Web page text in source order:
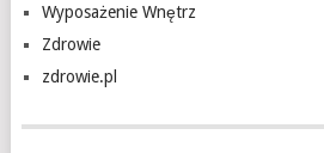
Wyposażenie Wnętrz
Zdrowie
zdrowie.pl